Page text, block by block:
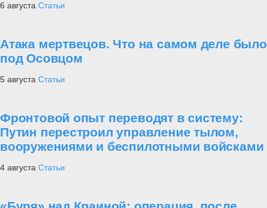
6 августа Статьи
Атака мертвецов. Что на самом деле было
под Осовцом
5 августа Статьи
Фронтовой опыт переводят в систему:
Путин перестроил управление тылом,
вооружениями и беспилотными войсками
4 августа Статьи